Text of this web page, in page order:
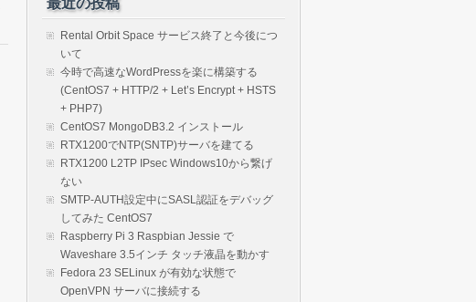
最近の投稿
Rental Orbit Space サービス終了と今後につ
いて
今時で高速なWordPressを楽に構築する
(CentOS7 + HTTP/2 + Let’s Encrypt + HSTS
+ PHP7)
CentOS7 MongoDB3.2 インストール
RTX1200でNTP(SNTP)サーバを建てる
RTX1200 L2TP IPsec Windows10から繋げ
ない
SMTP-AUTH設定中にSASL認証をデバッグ
してみた CentOS7
Raspberry Pi 3 Raspbian Jessie で
Waveshare 3.5インチ タッチ液晶を動かす
Fedora 23 SELinux が有効な状態で
OpenVPN サーバに接続する